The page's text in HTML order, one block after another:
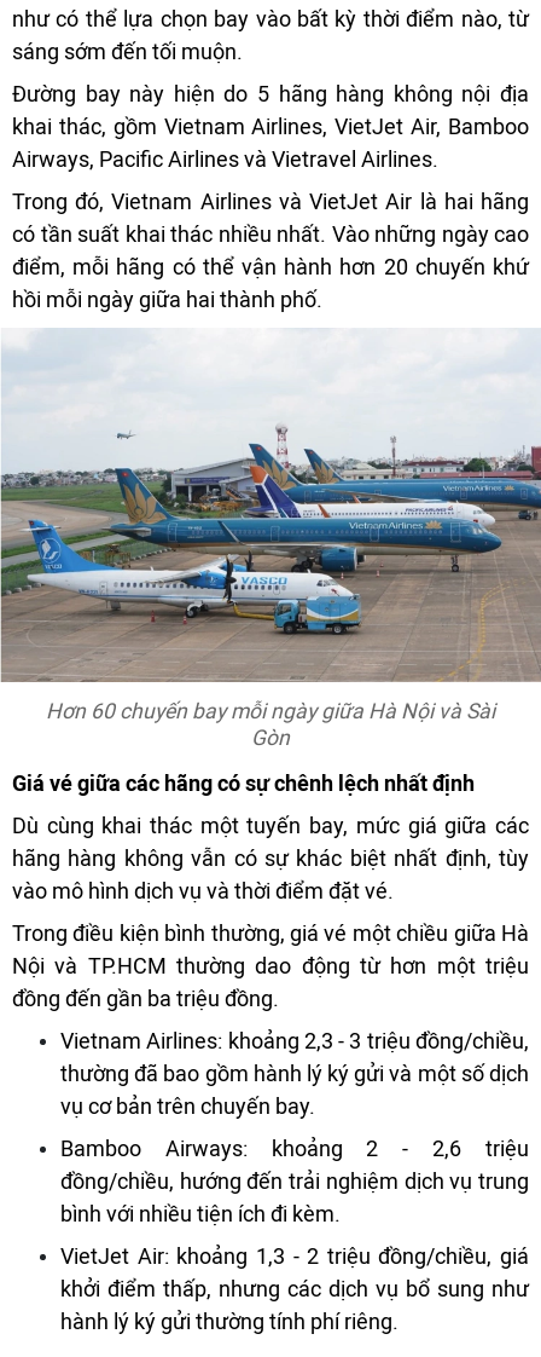
như có thể lựa chọn bay vào bất kỳ thời điểm nào, từ
sáng sớm đến tối muộn.
Đường bay này hiện do 5 hãng hàng không nội địa
khai thác, gồm Vietnam Airlines, VietJet Air, Bamboo
Airways, Pacific Airlines và Vietravel Airlines.
Trong đó, Vietnam Airlines và VietJet Air là hai hãng
có tần suất khai thác nhiều nhất. Vào những ngày cao
điểm, mỗi hãng có thể vận hành hơn 20 chuyến khứ
hồi mỗi ngày giữa hai thành phố.
Hơn 60 chuyến bay mỗi ngày giữa Hà Nội và Sài
Gòn
Giá vé giữa các hãng có sự chênh lệch nhất định
Dù cùng khai thác một tuyến bay, mức giá giữa các
hãng hàng không vẫn có sự khác biệt nhất định, tùy
vào mô hình dịch vụ và thời điểm đặt vé.
Trong điều kiện bình thường, giá vé một chiều giữa Hà
Nội và TP.HCM thường dao động từ hơn một triệu
đồng đến gần ba triệu đồng.
Vietnam Airlines: khoảng 2,3 - 3 triệu đồng/chiều,
thường đã bao gồm hành lý ký gửi và một số dịch
vụ cơ bản trên chuyến bay.
Bamboo Airways: khoảng 2 - 2,6 triệu
đồng/chiều, hướng đến trải nghiệm dịch vụ trung
bình với nhiều tiện ích đi kèm.
VietJet Air: khoảng 1,3 - 2 triệu đồng/chiều, giá
khởi điểm thấp, nhưng các dịch vụ bổ sung như
hành lý ký gửi thường tính phí riêng.